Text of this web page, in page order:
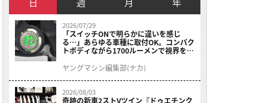
2026/07/29
「スイッチONで明らかに違いを感じ
る…」あらゆる車種に取付OK。コンパク
トボディながら1700ルーメンで視界を確
ニット プレシャスレイ スモール］
ヤングマシン編集部(ナカ)
2026/08/03
奇跡の新車2ストVツイン『ドゥエチンク